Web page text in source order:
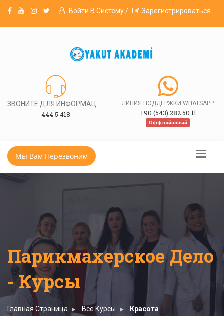
Войти В Систему / Зарегистрироваться
444 5 418
ЛИНИЯ ПОДДЕРЖКИ WHATSAPP
+90 (543) 282 50 11
Оффлайновый
Мы Вам Перезвоним
Парикмахерское Дело
- Курсы
Главная Страница Все Курсы
Красота